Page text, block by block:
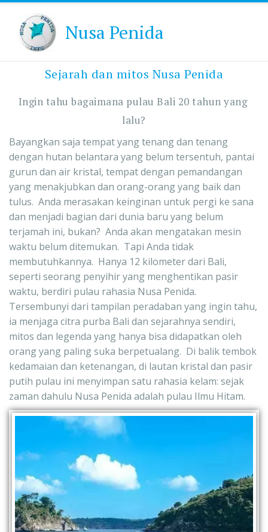
Nusa Penida
Sejarah dan mitos Nusa Penida
Ingin tahu bagaimana pulau Bali 20 tahun yang
lalu?
Bayangkan saja tempat yang tenang dan tenang
dengan hutan belantara yang belum tersentuh, pantai
gurun dan air kristal, tempat dengan pemandangan
yang menakjubkan dan orang-orang yang baik dan
tulus.  Anda merasakan keinginan untuk pergi ke sana
dan menjadi bagian dari dunia baru yang belum
terjamah ini, bukan?  Anda akan mengatakan mesin
waktu belum ditemukan.  Tapi Anda tidak
membutuhkannya.  Hanya 12 kilometer dari Bali,
seperti seorang penyihir yang menghentikan pasir
waktu, berdiri pulau rahasia Nusa Penida.
Tersembunyi dari tampilan peradaban yang ingin tahu,
ia menjaga citra purba Bali dan sejarahnya sendiri,
mitos dan legenda yang hanya bisa didapatkan oleh
orang yang paling suka berpetualang.  Di balik tembok
kedamaian dan ketenangan, di lautan kristal dan pasir
putih pulau ini menyimpan satu rahasia kelam: sejak
zaman dahulu Nusa Penida adalah pulau Ilmu Hitam.